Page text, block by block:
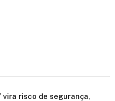
vira risco de segurança,